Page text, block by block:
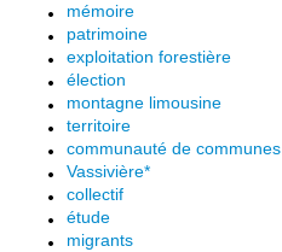
mémoire
patrimoine
exploitation forestière
élection
montagne limousine
territoire
communauté de communes
Vassivière*
collectif
étude
migrants